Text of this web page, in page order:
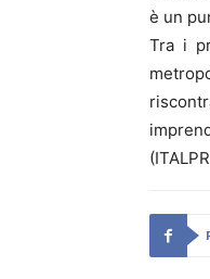
è un
Tra i